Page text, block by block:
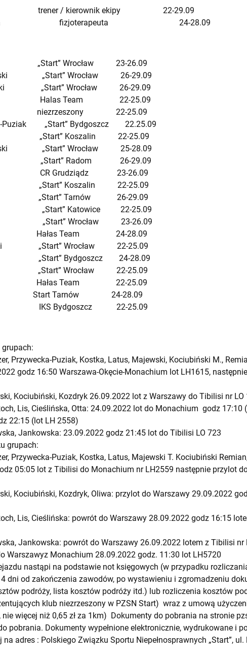
trener / kierownik ekipy 22-29.09
Otta fizjoterapeuta 24-28.09
„Start” Wrocław 23-26.09
„Start” Wrocław 26-29.09
„Start” Wrocław 26-29.09
Halas Team 22-25.09
niezrzeszony 22-25.09
Puziak „Start” Bydgoszcz 22.25.09
„Start” Koszalin 22-25.09
„Start” Wrocław 25-28.09
„Start” Radom 26-29.09
CR Grudziądz 23-26.09
„Start” Koszalin 22-25.09
„Start” Tarnów 26-29.09
„Start” Katowice 22-25.09
„Start” Wrocław 23-26.09
Hałas Team 24-28.09
„Start” Wrocław 22-25.09
„Start” Bydgoszcz 24-28.09
„Start” Wrocław 22-25.09
Hałas Team 22-25.09
Tarnów 24-28.09
IKS Bydgoszcz 22-25.09
Przywecka-Puziak, Kostka, Latus, Majewski, Kociubiński M.,
godz 16:50 Warszawa-Okęcie-Monachium lot LH1615,
Kociubiński, Kozdryk 26.09.2022 lot z Warszawy do Tibilisi nr LO
Lis, Cieślińska, Otta: 24.09.2022 lot do Monachium godz 17:10
22:15 (lot LH 2558)
Jankowska: 23.09.2022 godz 21:45 lot do Tibilisi LO 723
grupach:
Przywecka-Puziak, Kostka, Latus, Majewski T. Kociubiński
05:05 lot z Tibilisi do Monachium nr LH2559 następnie przylot
Kociubiński, Kozdryk, Oliwa: przylot do Warszawy 29.09.2022
Lis, Cieślińska: powrót do Warszawy 28.09.2022 godz 16:15
Jankowska: powrót do Warszawy 26.09.2022 lotem z Tibilisi nr
Warszawyz Monachium 28.09.2022 godz. 11:30 lot LH5720
nastąpi na podstawie not księgowych (w przypadku
dni od zakończenia zawodów, po wystawieniu i zgromadzeniu
podróży, lista kosztów podróży itd.) lub rozliczenia kosztów
klub niezrzeszony w PZSN Start) wraz z umową
więcej niż 0,65 zł za 1km) Dokumenty do pobrania na stronie
pobrania. Dokumenty wypełnione elektronicznie, wydrukowane i
adres : Polskiego Związku Sportu Niepełnosprawnych „Start”,